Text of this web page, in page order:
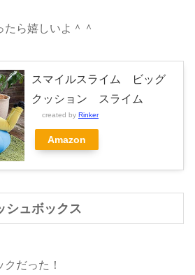
ら嬉しいよ＾＾
スマイルスライム ビッグ
クッション スライム
created by Rinker
Amazon
シュボックス
だった！